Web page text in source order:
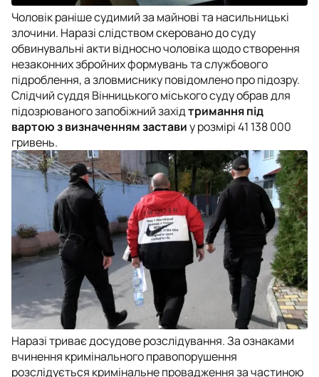
Чоловік раніше судимий за майнові та насильницькі
злочини. Наразі слідством скеровано до суду
обвинувальні акти відносно чоловіка щодо створення
незаконних збройних формувань та службового
підроблення, а зловмиснику повідомлено про підозру.
Слідчий суддя Вінницького міського суду обрав для
підозрюваного запобіжний західтримання під
вартою з визначенням заставиу розмірі 41 138 000
гривень.
Наразі триває досудове розслідування. За ознаками
вчинення кримінального правопорушення
розслідується кримінальне провадження за частиною